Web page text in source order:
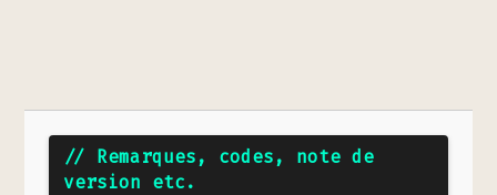
// Remarques, codes, note de
version etc.